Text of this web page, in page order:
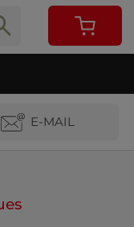
E-MAIL